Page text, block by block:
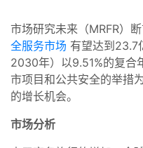
市场研究未来（MRFR）
全服务市场 有望达到23.7
2030年）以9.51%的复合
市项目和公共安全的举措
的增长机会。
市场分析